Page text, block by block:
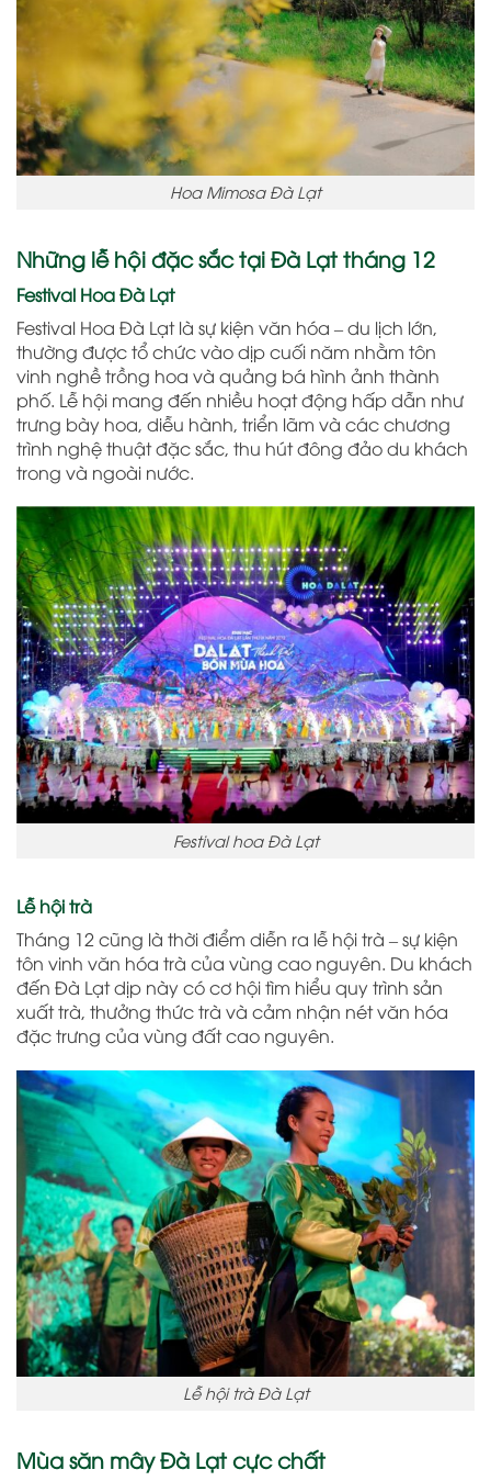
Hoa Mimosa Đà Lạt
Những lễ hội đặc sắc tại Đà Lạt tháng 12
Festival Hoa Đà Lạt
Festival Hoa Đà Lạt là sự kiện văn hóa – du lịch lớn,
thường được tổ chức vào dịp cuối năm nhằm tôn
vinh nghề trồng hoa và quảng bá hình ảnh thành
phố. Lễ hội mang đến nhiều hoạt động hấp dẫn như
trưng bày hoa, diễu hành, triển lãm và các chương
trình nghệ thuật đặc sắc, thu hút đông đảo du khách
trong và ngoài nước.
Festival hoa Đà Lạt
Lễ hội trà
Tháng 12 cũng là thời điểm diễn ra lễ hội trà – sự kiện
tôn vinh văn hóa trà của vùng cao nguyên. Du khách
đến Đà Lạt dịp này có cơ hội tìm hiểu quy trình sản
xuất trà, thưởng thức trà và cảm nhận nét văn hóa
đặc trưng của vùng đất cao nguyên.
Lễ hội trà Đà Lạt
Mùa săn mây Đà Lạt cực chất